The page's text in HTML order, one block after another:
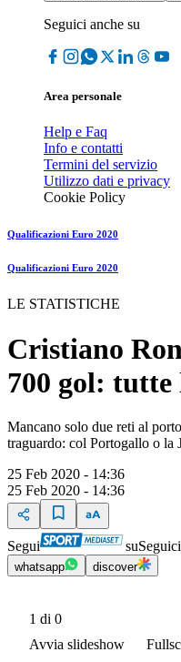
Seguici anche su
Area personale
Help e Faq
Info e contatti
Termini del servizio
Utilizzo dati e privacy
Cookie Policy
Qualificazioni Euro 2020
Qualificazioni Euro 2020
LE STATISTICHE
Cristiano
700 gol: tutte
Mancano solo due reti al
traguardo: col Portogallo o la
25 Feb 2020 - 14:36
25 Feb 2020 - 14:36
Segui su
whatsapp discover
1 di 0
Avvia slideshow